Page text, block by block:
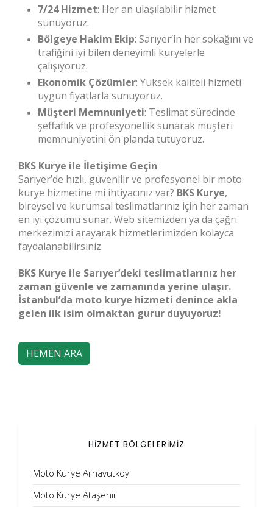
7/24 Hizmet: Her an ulaşılabilir hizmet
sunuyoruz.
Bölgeye Hakim Ekip: Sarıyer’in her sokağını ve
trafiğini iyi bilen deneyimli kuryelerle
çalışıyoruz.
Ekonomik Çözümler: Yüksek kaliteli hizmeti
uygun fiyatlarla sunuyoruz.
Müşteri Memnuniyeti: Teslimat sürecinde
şeffaflık ve profesyonellik sunarak müşteri
memnuniyetini ön planda tutuyoruz.
BKS Kurye ile İletişime Geçin
Sarıyer’de hızlı, güvenilir ve profesyonel bir moto
kurye hizmetine mi ihtiyacınız var? BKS Kurye,
bireysel ve kurumsal teslimatlarınız için her zaman
en iyi çözümü sunar. Web sitemizden ya da çağrı
merkezimizi arayarak hizmetlerimizden kolayca
faydalanabilirsiniz.
BKS Kurye ile Sarıyer’deki teslimatlarınız her
zaman güvenle ve zamanında yerine ulaşır.
İstanbul’da moto kurye hizmeti denince akla
gelen ilk isim olmaktan gurur duyuyoruz!
HEMEN ARA
HİZMET BÖLGELERİMİZ
Moto Kurye Arnavutköy
Moto Kurye Ataşehir